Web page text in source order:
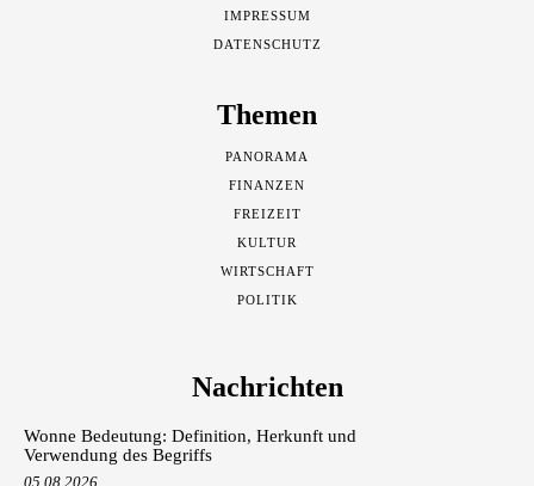
IMPRESSUM
DATENSCHUTZ
Themen
PANORAMA
FINANZEN
FREIZEIT
KULTUR
WIRTSCHAFT
POLITIK
Nachrichten
Wonne Bedeutung: Definition, Herkunft und
Verwendung des Begriffs
05.08.2026